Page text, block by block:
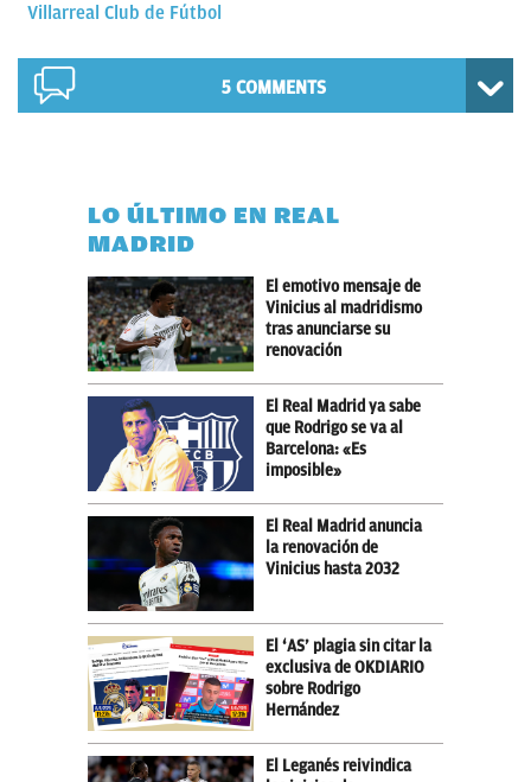
Villarreal Club de Fútbol
5 COMMENTS
LO ÚLTIMO EN REAL
MADRID
El emotivo mensaje de
Vinicius al madridismo
tras anunciarse su
renovación
El Real Madrid ya sabe
que Rodrigo se va al
Barcelona: «Es
imposible»
El Real Madrid anuncia
la renovación de
Vinicius hasta 2032
El ‘AS’ plagia sin citar la
exclusiva de OKDIARIO
sobre Rodrigo
Hernández
El Leganés reivindica